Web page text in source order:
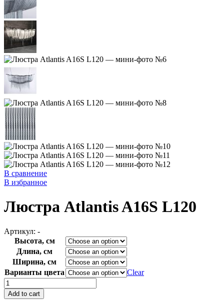
В сравнение
В избранное
Люстра Atlantis A16S L120
Артикул: -
Высота, см
Длина, см
Ширина, см
Варианты цвета
Clear
Люстра
Atlantis
A16S
Add to cart